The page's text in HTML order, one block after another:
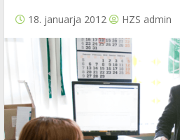
18. januarja 2012 HZS admin